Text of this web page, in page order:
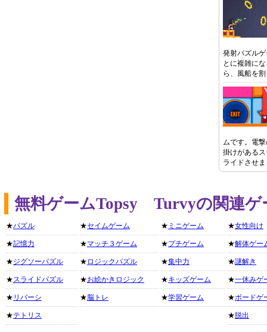
発射パズル
とに複雑に
ら、風船を
ムです。電
掛けがある
ライドさせ
無料ゲームTopsy Turvyの関連ゲ
★パズル
★記憶力
★ジグソーパズル
★スライドパズル
★ リバーシ
★テトリス
★セイムゲーム
★マッチ３ゲーム
★ ロジックパズル
★お絵かきロジック
★脳トレ
★ ミニゲーム
★プチゲーム
★集中力
★キッズゲーム
★学習ゲーム
★女性向け
★解体ゲー
★謎解き
★一休みゲ
★ボードゲ
★ 脱出